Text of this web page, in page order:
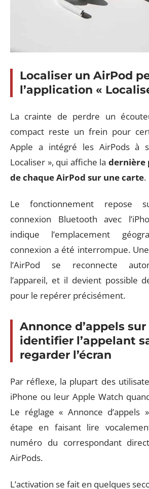
Localiser un AirPod
l’application «
La crainte de perdre un
compact reste un frein pour
Apple a intégré les AirPods à
Localiser », qui affiche la dernière
de chaque AirPod sur une carte.
Le fonctionnement repose
connexion Bluetooth avec
indique l’emplacement
connexion a été interrompue.
l’AirPod se reconnecte
l’appareil, et il devient possible
pour le repérer précisément.
Annonce d’appels
identifier l’appelant
regarder l’écran
Par réflexe, la plupart des
iPhone ou leur Apple Watch
Le réglage « Annonce d’appels
étape en faisant lire
numéro du correspondant
AirPods.
L’activation se fait en quelques